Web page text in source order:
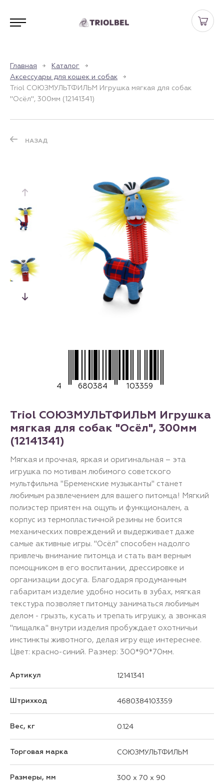
Главная
Каталог
Аксессуары для кошек и собак
Triol СОЮЗМУЛЬТФИЛЬМ Игрушка мягкая для собак
"Осёл", 300мм (12141341)
НАЗАД
4 680384 103359
Triol СОЮЗМУЛЬТФИЛЬМ Игрушка
мягкая для собак "Осёл", 300мм
(12141341)
Мягкая и прочная, яркая и оригинальная – эта
игрушка по мотивам любимого советского
мультфильма "Бременские музыканты" станет
любимым развлечением для вашего питомца! Мягкий
полиэстер приятен на ощупь и функционален, а
корпус из термопластичной резины не боится
механических повреждений и выдерживает даже
самые активные игры. "Осёл" способен надолго
привлечь внимание питомца и стать вам верным
помощником в его воспитании, дрессировке и
организации досуга. Благодаря продуманным
габаритам изделие удобно носить в зубах, мягкая
текстура позволяет питомцу заниматься любимым
делом - грызть, кусать и трепать игрушку, а звонкая
"пищалка" внутри изделия пробуждает охотничьи
инстинкты животного, делая игру еще интереснее.
Цвет: красно-синий. Размер: 300*90*70мм.
Артикул 12141341
Штрихкод 4680384103359
Вес, кг 0.124
Торговая марка СОЮЗМУЛЬТФИЛЬМ
Размеры, мм 300 x 70 x 90